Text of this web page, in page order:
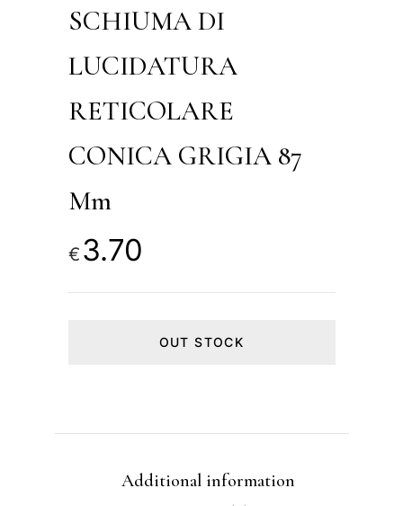
SCHIUMA DI
LUCIDATURA
RETICOLARE
CONICA GRIGIA 87
Mm
€ 3.70
OUT STOCK
Additional information